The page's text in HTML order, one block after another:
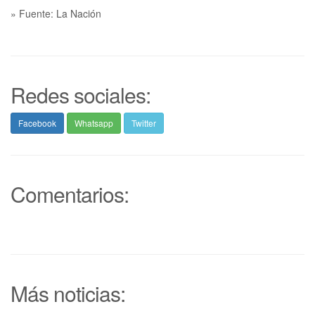
» Fuente: La Nación
Redes sociales:
Facebook Whatsapp Twitter
Comentarios:
Más noticias: